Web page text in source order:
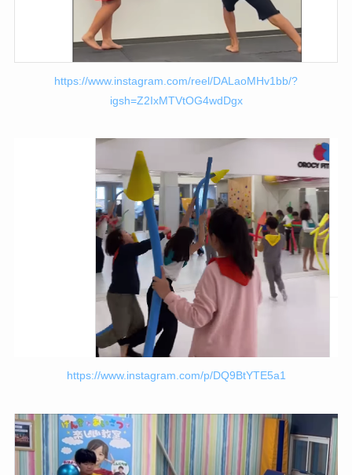
https://www.instagram.com/reel/DALaoMHv1bb/?
igsh=Z2IxMTVtOG4wdDgx
https://www.instagram.com/p/DQ9BtYTE5a1